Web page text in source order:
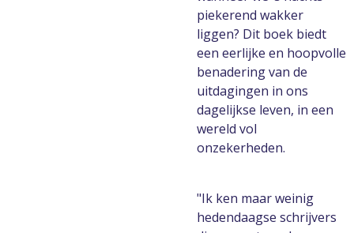
piekerend wakker
liggen? Dit boek biedt
een eerlijke en hoopvolle
benadering van de
uitdagingen in ons
dagelijkse leven, in een
wereld vol
onzekerheden.
"Ik ken maar weinig
hedendaagse schrijvers